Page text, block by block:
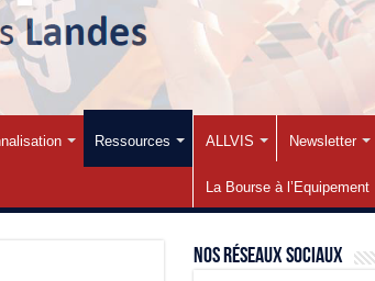
Ressources ALLVIS Newsletter
La Bourse à l’Equipement
Nos Réseaux Sociaux